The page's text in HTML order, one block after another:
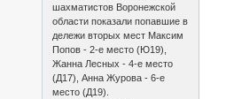
шахматистов Воронежской
области показали попавшие в
дележи вторых мест Максим
Попов - 2-е место (Ю19),
Жанна Лесных - 4-е место
(Д17), Анна Журова - 6-е
место (Д19).